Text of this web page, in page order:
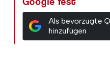
Als bevorzugte
hinzufügen